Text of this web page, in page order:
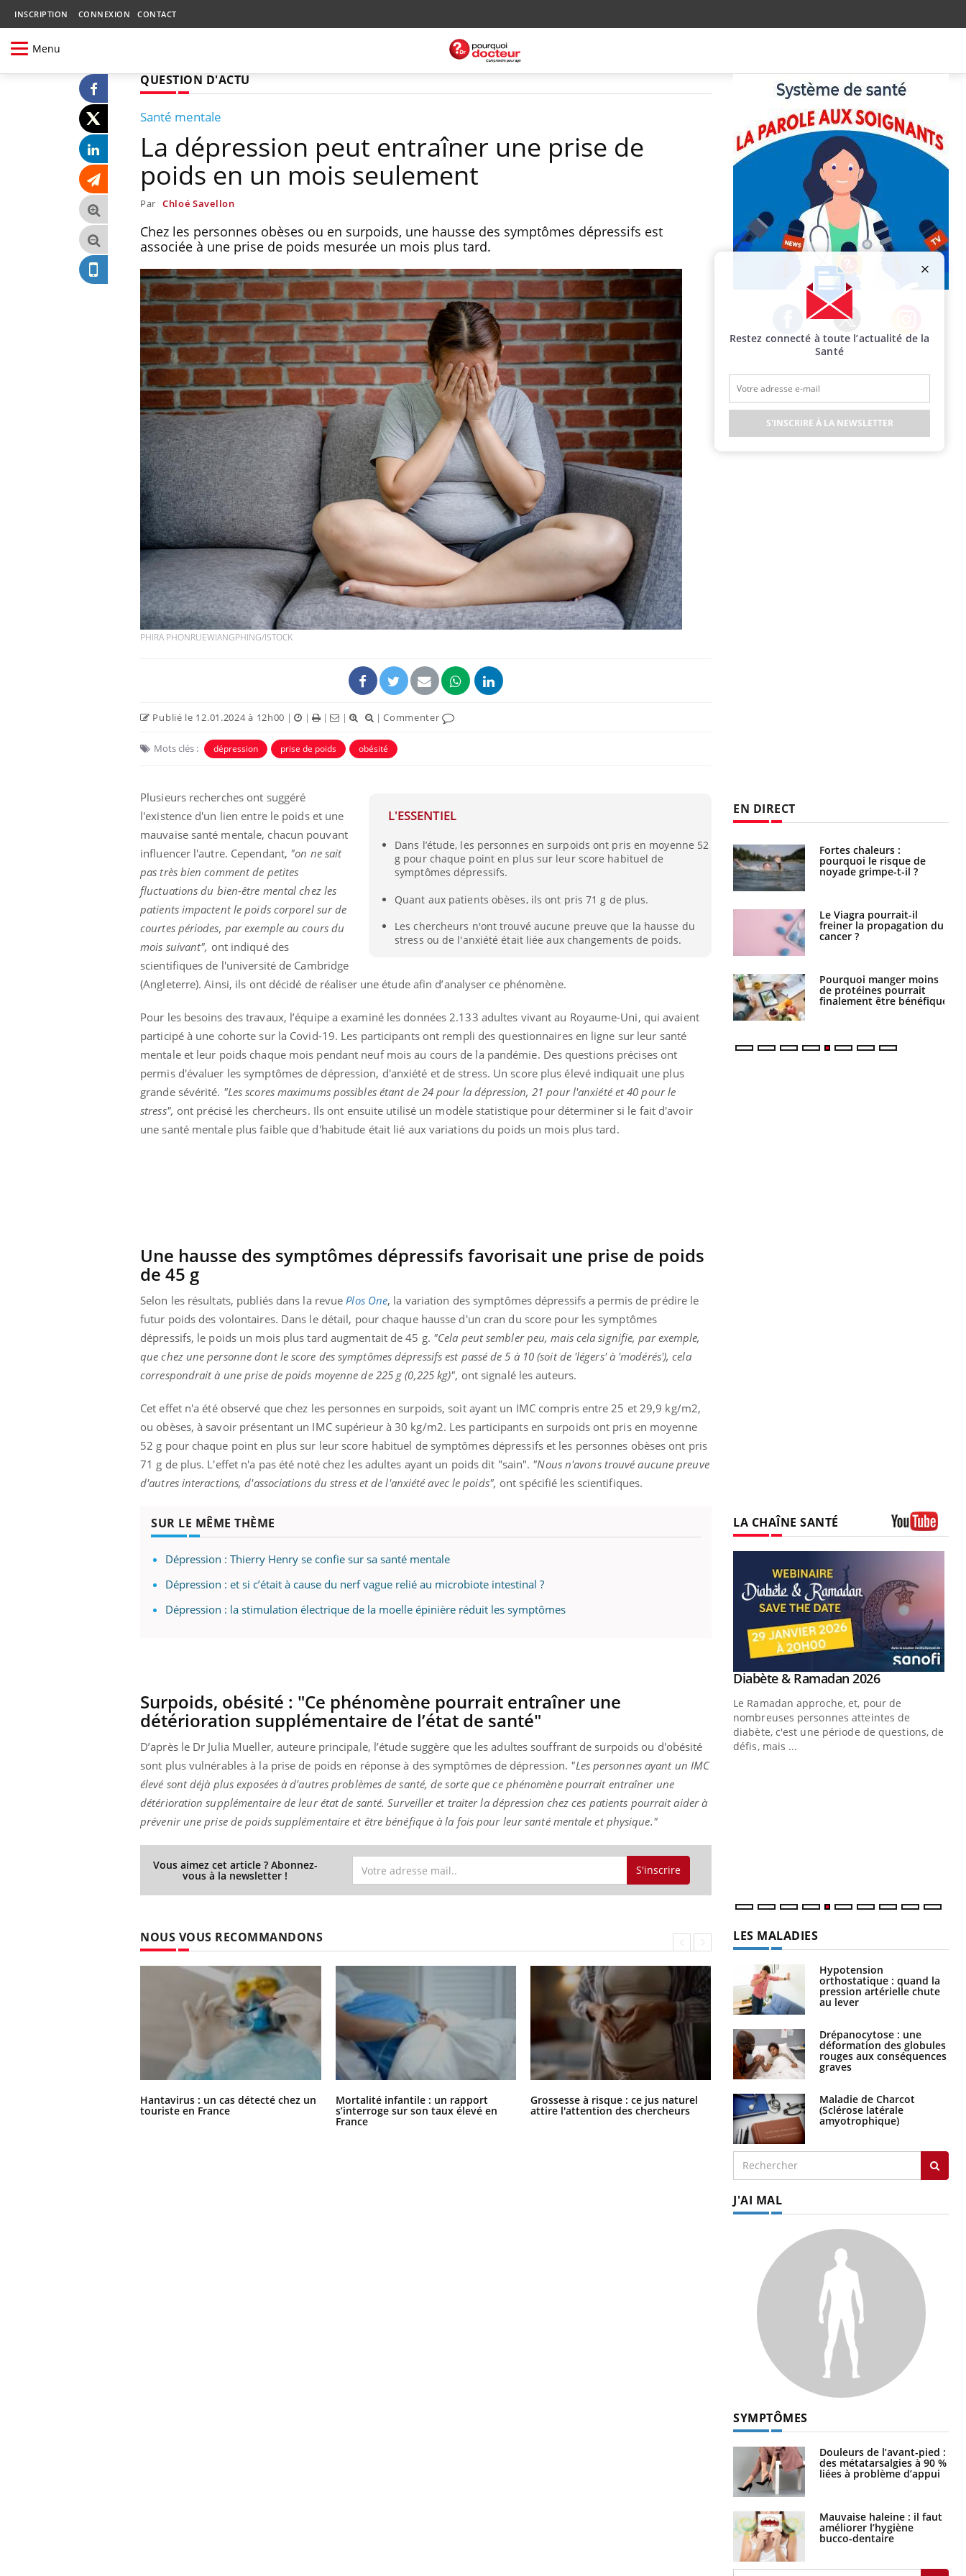
INSCRIPTION CONNEXION CONTACT
Menu
QUESTION D'ACTU
Santé mentale
La dépression peut entraîner une prise de
poids en un mois seulement
Par Chloé Savellon
Chez les personnes obèses ou en surpoids, une hausse des symptômes dépressifs est
associée à une prise de poids mesurée un mois plus tard.
PHIRA PHONRUEWIANGPHING/ISTOCK
Publié le 12.01.2024 à 12h00 | | | | |Commenter
Mots clés : dépression prise de poids obésité
L'ESSENTIEL
Dans l’étude, les personnes en surpoids ont pris en moyenne 52
g pour chaque point en plus sur leur score habituel de
symptômes dépressifs.
Quant aux patients obèses, ils ont pris 71 g de plus.
Les chercheurs n'ont trouvé aucune preuve que la hausse du
stress ou de l'anxiété était liée aux changements de poids.
Plusieurs recherches ont suggéré
l'existence d'un lien entre le poids et une
mauvaise santé mentale, chacun pouvant
influencer l'autre. Cependant, "on ne sait
pas très bien comment de petites
fluctuations du bien-être mental chez les
patients impactent le poids corporel sur de
courtes périodes, par exemple au cours du
mois suivant", ont indiqué des
scientifiques de l'université de Cambridge
(Angleterre). Ainsi, ils ont décidé de réaliser une étude afin d’analyser ce phénomène.
Pour les besoins des travaux, l’équipe a examiné les données 2.133 adultes vivant au Royaume-Uni, qui avaient
participé à une cohorte sur la Covid-19. Les participants ont rempli des questionnaires en ligne sur leur santé
mentale et leur poids chaque mois pendant neuf mois au cours de la pandémie. Des questions précises ont
permis d'évaluer les symptômes de dépression, d'anxiété et de stress. Un score plus élevé indiquait une plus
grande sévérité. "Les scores maximums possibles étant de 24 pour la dépression, 21 pour l'anxiété et 40 pour le
stress", ont précisé les chercheurs. Ils ont ensuite utilisé un modèle statistique pour déterminer si le fait d'avoir
une santé mentale plus faible que d'habitude était lié aux variations du poids un mois plus tard.
Une hausse des symptômes dépressifs favorisait une prise de poids
de 45 g
Selon les résultats, publiés dans la revuePlos One, la variation des symptômes dépressifs a permis de prédire le
futur poids des volontaires. Dans le détail, pour chaque hausse d'un cran du score pour les symptômes
dépressifs, le poids un mois plus tard augmentait de 45 g. "Cela peut sembler peu, mais cela signifie, par exemple,
que chez une personne dont le score des symptômes dépressifs est passé de 5 à 10 (soit de 'légers' à 'modérés'), cela
correspondrait à une prise de poids moyenne de 225 g (0,225 kg)", ont signalé les auteurs.
Cet effet n'a été observé que chez les personnes en surpoids, soit ayant un IMC compris entre 25 et 29,9 kg/m2,
ou obèses, à savoir présentant un IMC supérieur à 30 kg/m2. Les participants en surpoids ont pris en moyenne
52 g pour chaque point en plus sur leur score habituel de symptômes dépressifs et les personnes obèses ont pris
71 g de plus. L'effet n'a pas été noté chez les adultes ayant un poids dit "sain". "Nous n'avons trouvé aucune preuve
d'autres interactions, d'associations du stress et de l'anxiété avec le poids", ont spécifié les scientifiques.
SUR LE MÊME THÈME
Dépression : Thierry Henry se confie sur sa santé mentale
Dépression : et si c’était à cause du nerf vague relié au microbiote intestinal ?
Dépression : la stimulation électrique de la moelle épinière réduit les symptômes
Surpoids, obésité : "Ce phénomène pourrait entraîner une
détérioration supplémentaire de l’état de santé"
D’après le Dr Julia Mueller, auteure principale, l’étude suggère que les adultes souffrant de surpoids ou d'obésité
sont plus vulnérables à la prise de poids en réponse à des symptômes de dépression. "Les personnes ayant un IMC
élevé sont déjà plus exposées à d'autres problèmes de santé, de sorte que ce phénomène pourrait entraîner une
détérioration supplémentaire de leur état de santé. Surveiller et traiter la dépression chez ces patients pourrait aider à
prévenir une prise de poids supplémentaire et être bénéfique à la fois pour leur santé mentale et physique."
Vous aimez cet article ? Abonnez-
vous à la newsletter ! S'inscrire
NOUS VOUS RECOMMANDONS
Hantavirus : un cas détecté chez un
touriste en France
Mortalité infantile : un rapport
s’interroge sur son taux élevé en
France
Grossesse à risque : ce jus naturel
attire l'attention des chercheurs
Comment oublier les écrans en
vacances ?
Facebook Twitter Instagram
EN DIRECT
Comment oublier les
écrans en vacances ?
Toujours connectés :
comment le travail
empiète de plus en plus
sur nos soirées
Cancer colorectal : une
stratégie simple aurait
basque
Chikungunya, dengue,
West Nile : que se passe-
t-il dans le sud de la
France ?
protègent-ils aussi les os
Cytomégalovirus : ce qui
change dans la prise en
enceintes
La sieste empêche-t-elle
de dormir la nuit ?
tous les jours se profile-t-
elle enfin ?
Fortes chaleurs :
pourquoi le risque de
noyade grimpe-t-il ?
Le Viagra pourrait-il
freiner la propagation du
cancer ?
Pourquoi manger moins
de protéines pourrait
finalement être bénéfique
LA CHAÎNE SANTÉ
Fatigue, irritabilité, brouillard mental ou
même alopécie… Les symptômes de la
carence en fer sont multiples ce qui la rend
osait en parler?? Youtube
En 2026, l'insuline dans le diabète de type 2
reste entourée d'idées reçues chez les
patients comme parfois chez les soignants.
préparer pour l’été !
L'été arrive… et avec lui, un tout nouveau
rythme de vie ! Vacances, plage, piscine,
soleil, activités en plein air… Nos mains
sont ...
Youtube
Diabète & Ramadan 2026Youtube
Le Ramadan approche, et, pour de
nombreuses personnes atteintes de
diabète, c'est une période de questions, de
défis, mais ...
LES MALADIES
Hypotension
orthostatique : quand la
pression artérielle chute
au lever
Drépanocytose : une
déformation des globules
rouges aux conséquences
graves
Maladie de Charcot
(Sclérose latérale
amyotrophique)
J'AI MAL
SYMPTÔMES
Douleurs de l’avant-pied :
des métatarsalgies à 90 %
liées à problème d’appui
Mauvaise haleine : il faut
améliorer l’hygiène
bucco-dentaire
Restez connecté à toute l’actualité de la
Santé
S'INSCRIRE À LA NEWSLETTER